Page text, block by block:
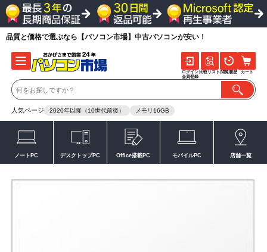
品質と価格で選ぶなら【パソコン市場】中古パソコンが安い！
人気ページ 2020年以降（10世代前後） メモリ16GB
ログイン
会員登録
比較リスト 閲覧履歴 カート
ノートPC デスクトップPC Office搭載PC モバイルPC 店舗一覧